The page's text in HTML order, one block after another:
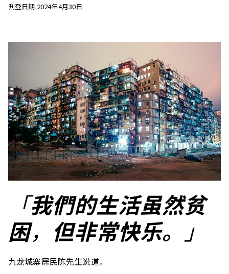
刋登日期 2024年4月30日
「我們的生活虽然贫
困， 但非常快乐。 」
九龙城寨居民陈先生说道。